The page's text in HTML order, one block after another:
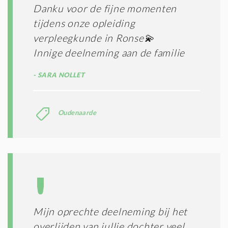
Danku voor de fijne momenten
tijdens onze opleiding
verpleegkunde in Ronse💫
Innige deelneming aan de familie
SARA NOLLET
Oudenaarde
Mijn oprechte deelneming bij het